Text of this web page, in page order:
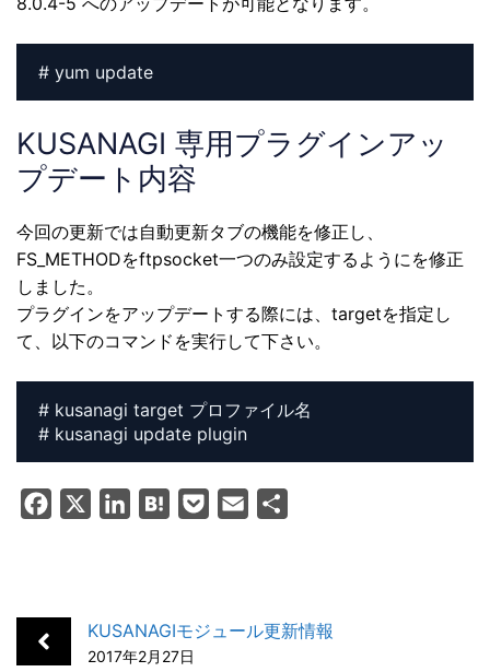
# yum update
KUSANAGI 専用プラグインアッ
プデート内容
今回の更新では自動更新タブの機能を修正し、
FS_METHODをftpsocket一つのみ設定するようにを修正
しました。
プラグインをアップデートする際には、targetを指定し
て、以下のコマンドを実行して下さい。
# kusanagi target プロファイル名
# kusanagi update plugin
e
d
n
a
e
l
KUSANAGIモジュール更新情報
2017年2月27日